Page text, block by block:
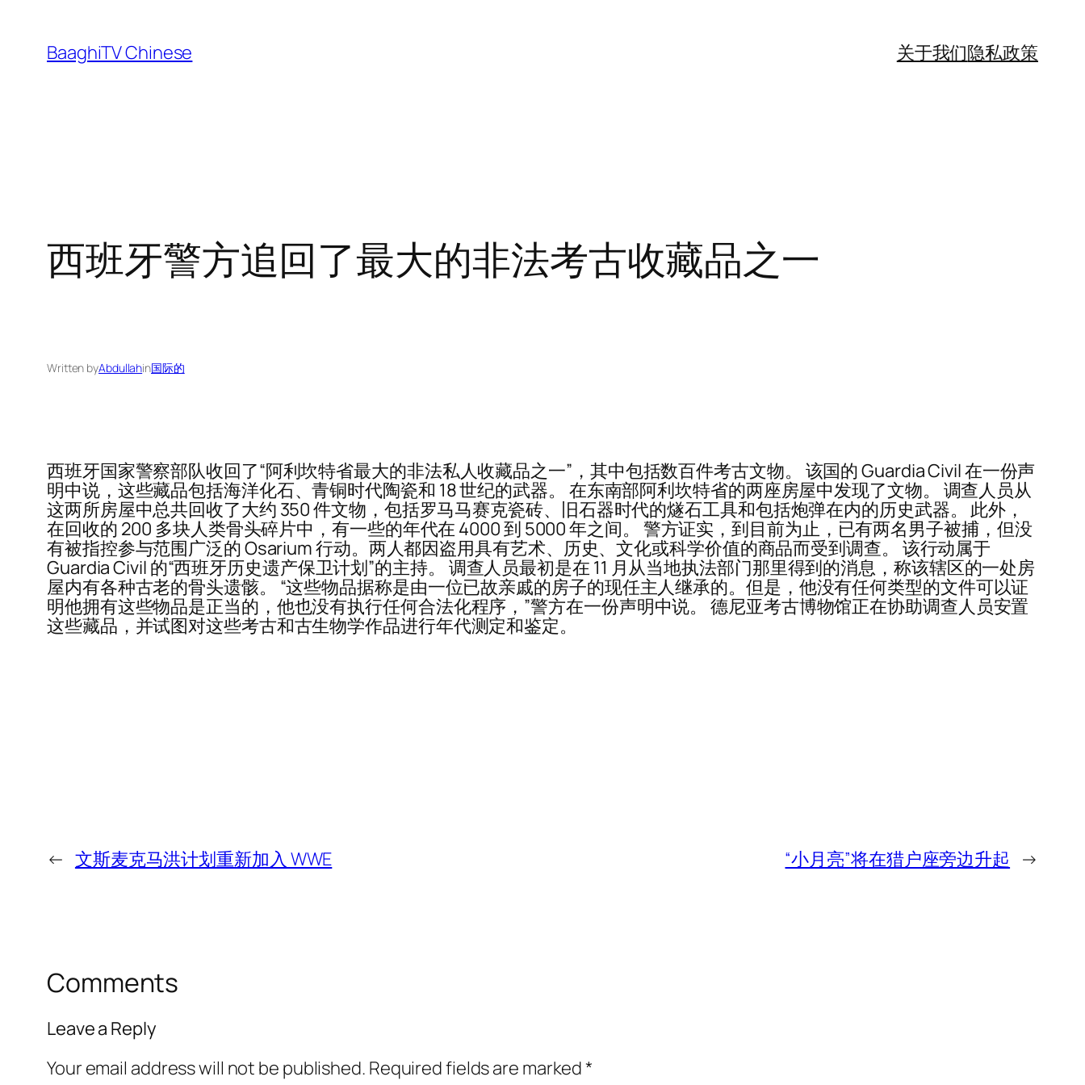
content
BaaghiTV Chinese 关于我们隐私政策
西班牙警方追回了最大的非法考古收藏品之一
Written byAbdullahin国际的
西班牙国家警察部队收回了“阿利坎特省最大的非法私人收藏品之一”，其中包括数百件考古文物。 该国的 Guardia Civil 在一份声
明中说，这些藏品包括海洋化石、青铜时代陶瓷和 18 世纪的武器。 在东南部阿利坎特省的两座房屋中发现了文物。 调查人员从
这两所房屋中总共回收了大约 350 件文物，包括罗马马赛克瓷砖、旧石器时代的燧石工具和包括炮弹在内的历史武器。 此外，
在回收的 200 多块人类骨头碎片中，有一些的年代在 4000 到 5000 年之间。 警方证实，到目前为止，已有两名男子被捕，但没
有被指控参与范围广泛的 Osarium 行动。两人都因盗用具有艺术、历史、文化或科学价值的商品而受到调查。 该行动属于
Guardia Civil 的“西班牙历史遗产保卫计划”的主持。 调查人员最初是在 11 月从当地执法部门那里得到的消息，称该辖区的一处房
屋内有各种古老的骨头遗骸。 “这些物品据称是由一位已故亲戚的房子的现任主人继承的。但是，他没有任何类型的文件可以证
明他拥有这些物品是正当的，他也没有执行任何合法化程序，”警方在一份声明中说。 德尼亚考古博物馆正在协助调查人员安置
这些藏品，并试图对这些考古和古生物学作品进行年代测定和鉴定。
← 文斯麦克马洪计划重新加入 WWE “小月亮”将在猎户座旁边升起 →
Comments
Leave a Reply
Your email address will not be published. Required fields are marked*